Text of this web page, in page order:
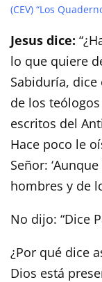
(CEV) “Los
Jesus dice:
lo que quiere
Sabiduría, dice
de los
escritos del
Hace poco le
Señor:
hombres y de
No dijo: “Dice
¿Por qué dice
Dios está